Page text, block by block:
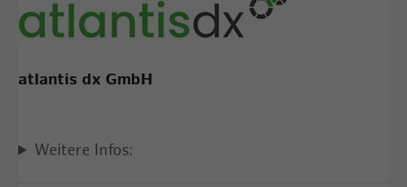
atlantis dx GmbH
Weitere Infos: